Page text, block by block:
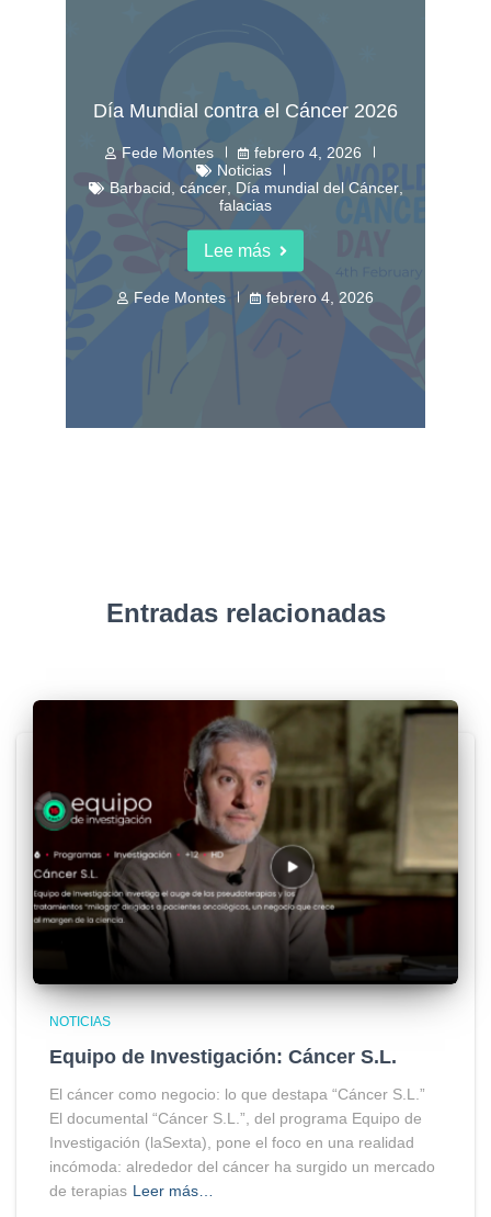
Día Mundial contra el Cáncer 2026
Fede Montes
febrero 4, 2026
Noticias
Barbacid cáncer, Día mundial del Cáncer,
falacias
Lee más
Fede Montes febrero 4, 2026
Entradas relacionadas
NOTICIAS
Equipo de Investigación: Cáncer S.L.
El cáncer como negocio: lo que destapa “Cáncer S.L.”
El documental “Cáncer S.L.”, del programa Equipo de
Investigación (laSexta), pone el foco en una realidad
incómoda: alrededor del cáncer ha surgido un mercado
de terapias Leer más…